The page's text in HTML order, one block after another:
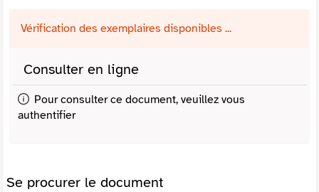
Vérification des exemplaires disponibles ...
Consulter en ligne
Pour consulter ce document, veuillez vous
authentifier
Se procurer le document